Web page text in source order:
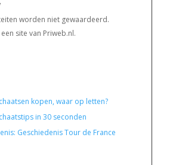
worden niet gewaardeerd.
site van Priweb.nl.
kopen, waar op letten?
in 30 seconden
Geschiedenis Tour de France